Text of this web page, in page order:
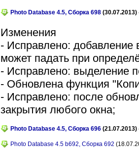
Photo Database 4.5, Сборка 698 (30.07.2013)
Изменения
- Исправлено: добавление
может падать при
- Исправлено: выделение
- Обновлена функция
- Исправлено: после
закрытия любого окна;
Photo Database 4.5, Сборка 696 (21.07.2013)
Photo Database 4.5 b692, Сборка 692